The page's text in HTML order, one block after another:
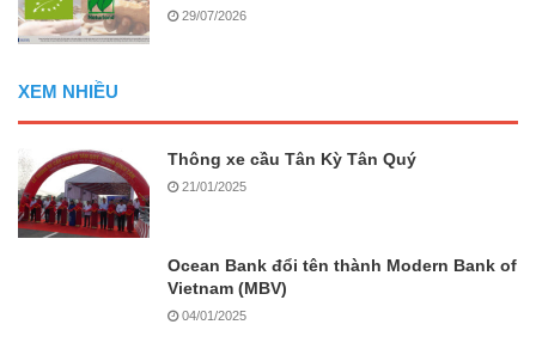
29/07/2026
XEM NHIỀU
Thông xe cầu Tân Kỳ Tân Quý
21/01/2025
Ocean Bank đổi tên thành Modern Bank of
Vietnam (MBV)
04/01/2025